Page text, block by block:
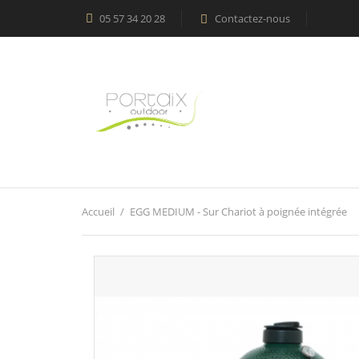
05 57 34 20 28  Contactez-nous
Accueil EGG MEDIUM - Sur Chariot à poignée intégrée